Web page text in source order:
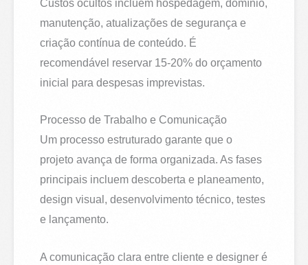
Custos ocultos incluem hospedagem, domínio,
manutenção, atualizações de segurança e
criação contínua de conteúdo. É
recomendável reservar 15-20% do orçamento
inicial para despesas imprevistas.
Processo de Trabalho e Comunicação
Um processo estruturado garante que o
projeto avança de forma organizada. As fases
principais incluem descoberta e planeamento,
design visual, desenvolvimento técnico, testes
e lançamento.
A comunicação clara entre cliente e designer é